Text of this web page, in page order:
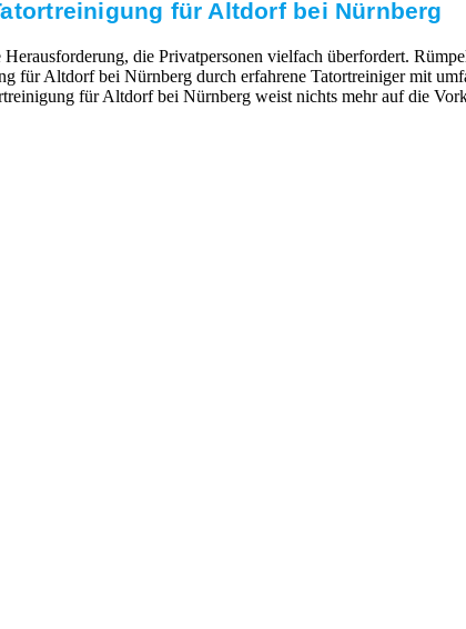
für Altdorf bei Nürnberg
die Privatpersonen vielfach überfordert.
für Altdorf bei Nürnberg durch erfahrene Tatortreiniger mit
für Altdorf bei Nürnberg weist nichts mehr auf die